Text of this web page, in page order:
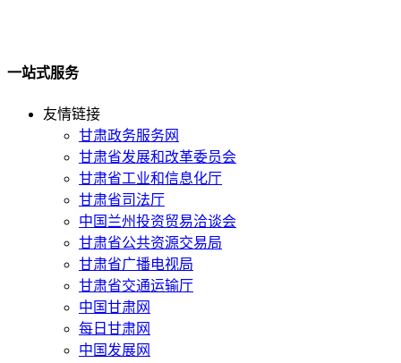
一站式服务
友情链接
甘肃政务服务网
甘肃省发展和改革委员会
甘肃省工业和信息化厅
甘肃省司法厅
中国兰州投资贸易洽谈会
甘肃省公共资源交易局
甘肃省广播电视局
甘肃省交通运输厅
中国甘肃网
每日甘肃网
中国发展网